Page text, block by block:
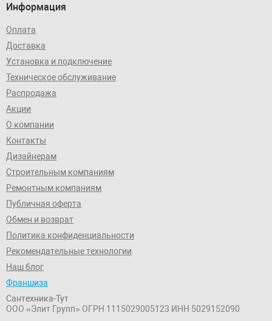
Информация
Оплата
Доставка
Установка и подключение
Техническое обслуживание
Распродажа
Акции
О компании
Контакты
Дизайнерам
Строительным компаниям
Ремонтным компаниям
Публичная оферта
Обмен и возврат
Политика конфиденциальности
Рекомендательные технологии
Наш блог
Франшиза
Сантехника-Тут
ООО «Элит Групп» ОГРН 1115029005123 ИНН 5029152090